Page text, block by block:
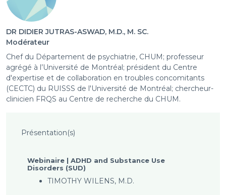
DR DIDIER JUTRAS-ASWAD, M.D., M. SC.
Modérateur
Chef du Département de psychiatrie, CHUM; professeur
agrégé à l’Université de Montréal; président du Centre
d'expertise et de collaboration en troubles concomitants
(CECTC) du RUISSS de l'Université de Montréal; chercheur-
clinicien FRQS au Centre de recherche du CHUM.
Présentation(s)
Webinaire | ADHD and Substance Use
Disorders (SUD)
TIMOTHY WILENS, M.D.